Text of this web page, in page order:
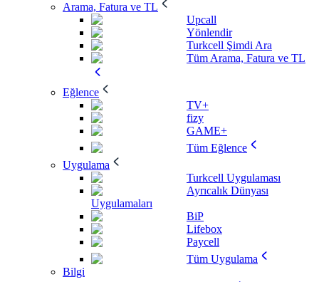
Arama, Fatura ve TL
Upcall
Yönlendir
Turkcell Şimdi Ara
Tüm Arama, Fatura ve TL
Eğlence
TV+
fizy
GAME+
Tüm Eğlence
Uygulama
Turkcell Uygulaması
Ayrıcalık Dünyası
Uygulamaları
BiP
Lifebox
Paycell
Tüm Uygulama
Bilgi